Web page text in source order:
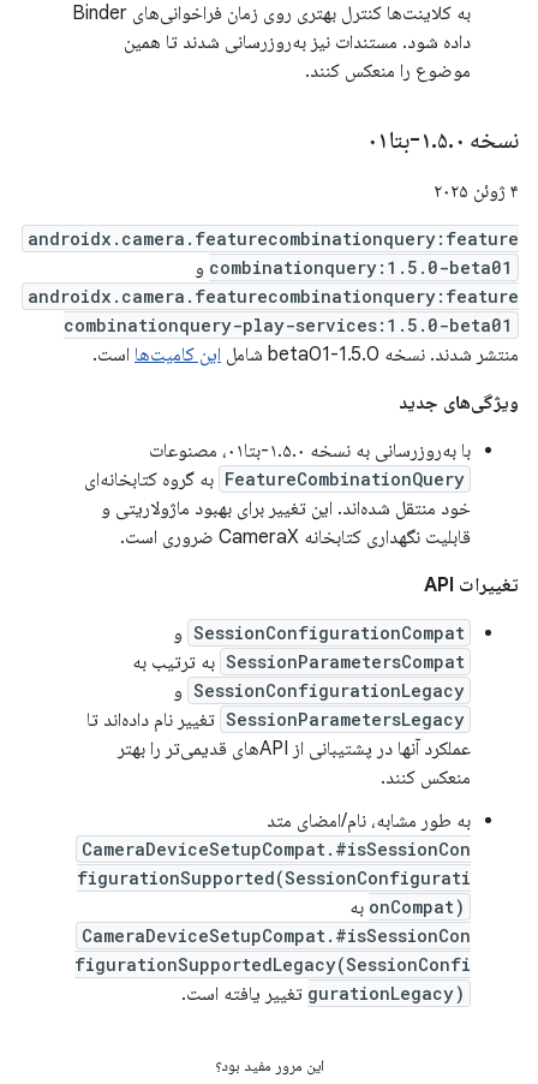
به کلاینت‌ها کنترل بهتری روی زمان فراخوانی‌های Binder
داده شود. مستندات نیز به‌روزرسانی شدند تا همین
موضوع را منعکس کنند.
نسخه ۱ .۵.۰-بتا۰۱
۴ ژوئن ۲۰۲۵
androidx.camera.featurecombinationquery:feature
combinationquery:1.5.0-beta01 و
androidx.camera.featurecombinationquery:feature
combinationquery-play-services:1.5.0-beta01
منتشر شدند. نسخه 1.5.0-beta01 شامل این کامیت‌ها است.
ویژگی‌های جدید
با به‌روزرسانی به نسخه ۱.۵.۰-بتا۰۱، مصنوعات
FeatureCombinationQuery به گروه کتابخانه‌ای
خود منتقل شده‌اند. این تغییر برای بهبود ماژولاریتی و
قابلیت نگهداری کتابخانه CameraX ضروری است.
تغییرات API
SessionConfigurationCompat و
SessionParametersCompat به ترتیب به
SessionConfigurationLegacy و
SessionParametersLegacy تغییر نام داده‌اند تا
عملکرد آنها در پشتیبانی از APIهای قدیمی‌تر را بهتر
منعکس کنند.
به طور مشابه، نام/امضای متد
CameraDeviceSetupCompat.#isSessionCon
figurationSupported(SessionConfigurati
onCompat) به
CameraDeviceSetupCompat.#isSessionCon
figurationSupportedLegacy(SessionConfi
gurationLegacy) تغییر یافته است.
این مرور مفید بود؟